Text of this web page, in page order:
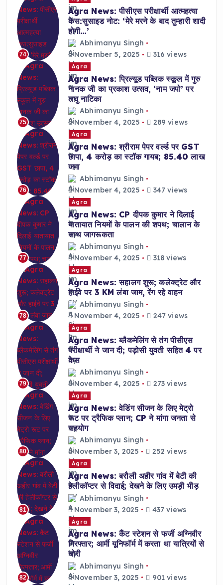
74
Agra News: पीसीएस परीक्षार्थी आत्महत्या
केस:सुसाइड नोट: ‘मेरे मरने के बाद तुम्हारी शादी
होगी…’
Abhimanyu Singh
November 5, 2025
316 views
75
Agra
Agra News: प्रिल्यूड पब्लिक स्कूल में गुरु
नानक जी का प्रकाश उत्सव, ‘नाम जपो’ पर
लघु नाटिका
Abhimanyu Singh
November 4, 2025
289 views
76
Agra
Agra News: श्रीराम पेपर वर्ल्ड पर GST
छापा, 4 करोड़ का स्टॉक गायब; 85.40 लाख
जमा
Abhimanyu Singh
November 4, 2025
347 views
77
Agra
Agra News: CP दीपक कुमार ने दिलाई
यातायात नियमों के पालन की शपथ; चालान के
साथ जागरूकता
Abhimanyu Singh
November 4, 2025
318 views
78
Agra
Agra News: सहालग शुरू; कलेक्ट्रेट और
हाईवे पर 3 KM लंबा जाम, रेंग रहे वाहन
Abhimanyu Singh
November 4, 2025
247 views
79
Agra
Agra News: ब्लैकमेलिंग से तंग पीसीएस
परीक्षार्थी ने जान दी; पड़ोसी युवती सहित 4 पर
केस
Abhimanyu Singh
November 4, 2025
273 views
80
Agra
Agra News: वेडिंग सीजन के लिए मेट्रो
रूट पर ट्रैफिक प्लान; CP ने मांगा जनता से
सहयोग
Abhimanyu Singh
November 3, 2025
252 views
81
Agra
Agra News: बरौली अहीर गांव में बेटी की
हेलीकॉप्टर से विदाई; देखने के लिए उमड़ी भीड़
Abhimanyu Singh
November 3, 2025
437 views
82
Agra
Agra News: कैंट स्टेशन से फर्जी अग्निवीर
गिरफ्तार; आर्मी यूनिफॉर्म में करता था यात्रियों से
चोरी
Abhimanyu Singh
November 3, 2025
901 views